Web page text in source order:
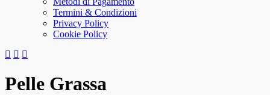
Termini & Condizioni
Privacy Policy
Cookie Policy
Pelle Grassa